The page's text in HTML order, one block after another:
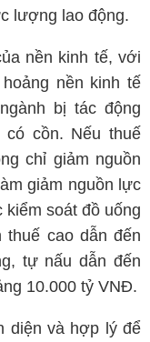
lượng lao động.
nền kinh tế, với
nền kinh tế
bị tác động
cồn. Nếu thuế
chỉ giảm nguồn
giảm nguồn lực
kiểm soát đồ uống
cao dẫn đến
tự nấu dẫn đến
10.000 tỷ VNĐ.
diện và hợp lý để